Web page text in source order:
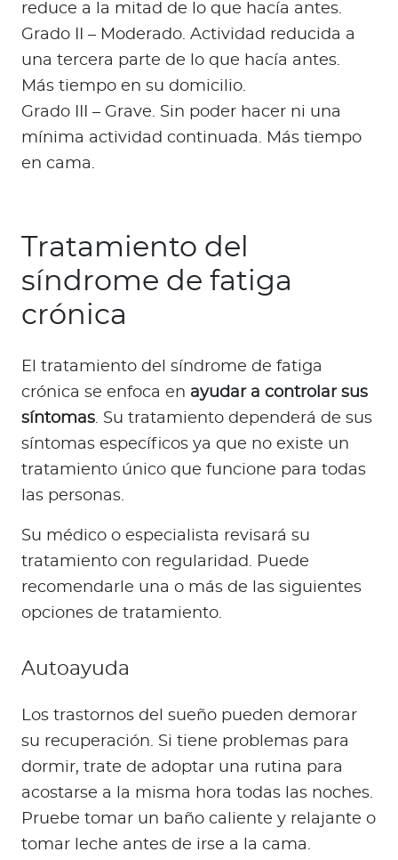
reduce a la mitad de lo que hacía antes.
Grado II – Moderado. Actividad reducida a
una tercera parte de lo que hacía antes.
Más tiempo en su domicilio.
Grado III – Grave. Sin poder hacer ni una
mínima actividad continuada. Más tiempo
en cama.
Tratamiento del
síndrome de fatiga
crónica
El tratamiento del síndrome de fatiga
crónica se enfoca en ayudar a controlar sus
síntomas. Su tratamiento dependerá de sus
síntomas específicos ya que no existe un
tratamiento único que funcione para todas
las personas.
Su médico o especialista revisará su
tratamiento con regularidad. Puede
recomendarle una o más de las siguientes
opciones de tratamiento.
Autoayuda
Los trastornos del sueño pueden demorar
su recuperación. Si tiene problemas para
dormir, trate de adoptar una rutina para
acostarse a la misma hora todas las noches.
Pruebe tomar un baño caliente y relajante o
tomar leche antes de irse a la cama.